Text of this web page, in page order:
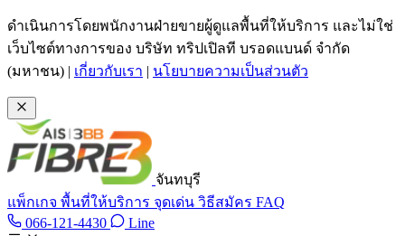
ข้ามไปเนื้อหาหลัก
ดำเนินการโดยพนักงานฝ่ายขายผู้ดูแลพื้นที่ให้บริการ และไม่ใช่
เว็บไซต์ทางการของ บริษัท ทริปเปิลที บรอดแบนด์ จำกัด
(มหาชน) | เกี่ยวกับเรา | นโยบายความเป็นส่วนตัว
จันทบุรี
แพ็กเกจ พื้นที่ให้บริการ จุดเด่น วิธีสมัคร FAQ
066-121-4430 โทร 066-121-4430
LineLine @tan3bb